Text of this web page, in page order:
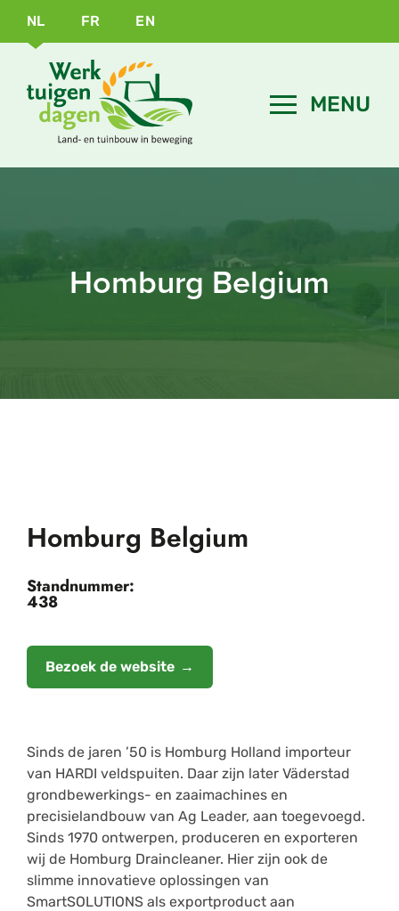
NL FR EN
Homburg Belgium
Homburg Belgium
Standnummer:
438
Bezoek de website
Sinds de jaren ’50 is Homburg Holland importeur
van HARDI veldspuiten. Daar zijn later Väderstad
grondbewerkings- en zaaimachines en
precisielandbouw van Ag Leader, aan toegevoegd.
Sinds 1970 ontwerpen, produceren en exporteren
wij de Homburg Draincleaner. Hier zijn ook de
slimme innovatieve oplossingen van
SmartSOLUTIONS als exportproduct aan